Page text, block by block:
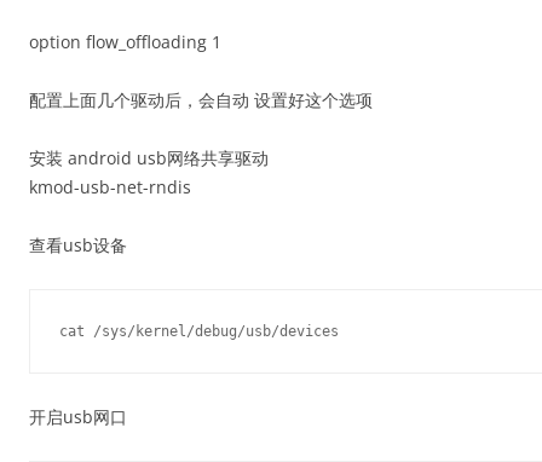
option flow_offloading 1
配置上面几个驱动后，会自动 设置好这个选项
安装 android usb网络共享驱动
kmod-usb-net-rndis
查看usb设备
开启usb网口